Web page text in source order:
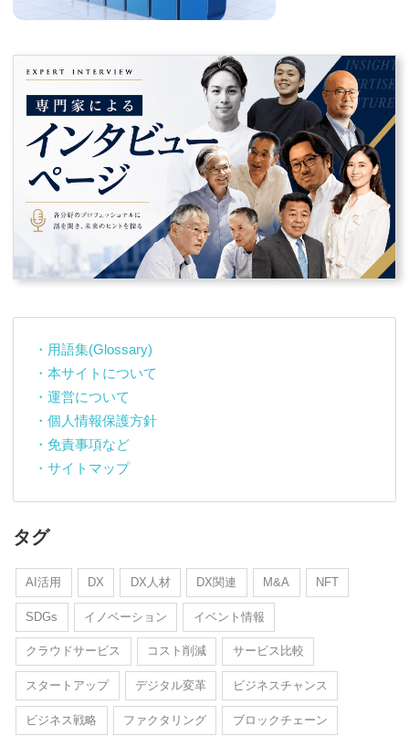
・用語集(Glossary)
・本サイトについて
・運営について
・個人情報保護方針
・免責事項など
・サイトマップ
タグ
AI活用 DX DX人材 DX関連 M&A NFT
SDGs イノベーション イベント情報
クラウドサービス コスト削減 サービス比較
スタートアップ デジタル変革 ビジネスチャンス
ビジネス戦略 ファクタリング ブロックチェーン